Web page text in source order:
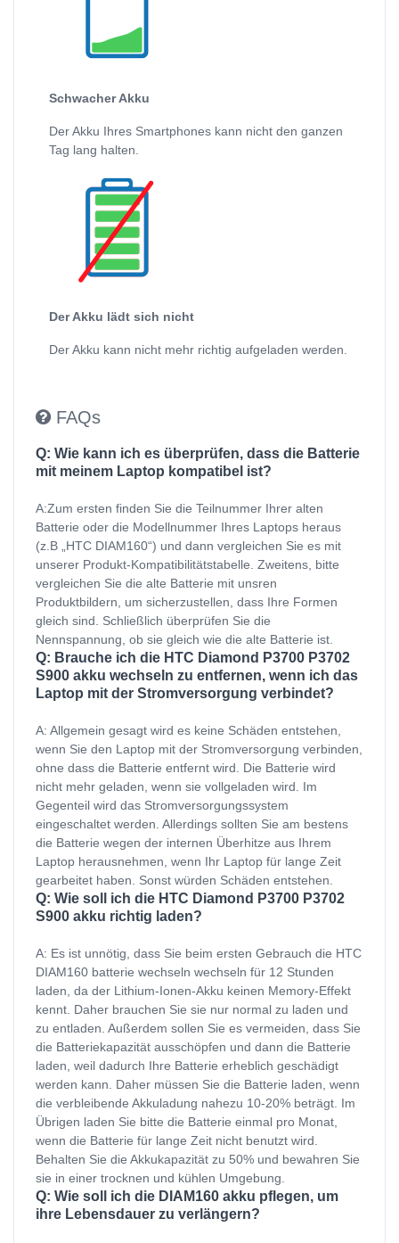
Schwacher Akku
Der Akku Ihres Smartphones kann nicht den ganzen
Tag lang halten.
Der Akku lädt sich nicht
Der Akku kann nicht mehr richtig aufgeladen werden.
FAQs
Q: Wie kann ich es überprüfen, dass die Batterie
mit meinem Laptop kompatibel ist?
A:Zum ersten finden Sie die Teilnummer Ihrer alten
Batterie oder die Modellnummer Ihres Laptops heraus
(z.B „HTC DIAM160“) und dann vergleichen Sie es mit
unserer Produkt-Kompatibilitätstabelle. Zweitens, bitte
vergleichen Sie die alte Batterie mit unsren
Produktbildern, um sicherzustellen, dass Ihre Formen
gleich sind. Schließlich überprüfen Sie die
Nennspannung, ob sie gleich wie die alte Batterie ist.
Q: Brauche ich die HTC Diamond P3700 P3702
S900 akku wechseln zu entfernen, wenn ich das
Laptop mit der Stromversorgung verbindet?
A: Allgemein gesagt wird es keine Schäden entstehen,
wenn Sie den Laptop mit der Stromversorgung verbinden,
ohne dass die Batterie entfernt wird. Die Batterie wird
nicht mehr geladen, wenn sie vollgeladen wird. Im
Gegenteil wird das Stromversorgungssystem
eingeschaltet werden. Allerdings sollten Sie am bestens
die Batterie wegen der internen Überhitze aus Ihrem
Laptop herausnehmen, wenn Ihr Laptop für lange Zeit
gearbeitet haben. Sonst würden Schäden entstehen.
Q: Wie soll ich die HTC Diamond P3700 P3702
S900 akku richtig laden?
A: Es ist unnötig, dass Sie beim ersten Gebrauch die HTC
DIAM160 batterie wechseln wechseln für 12 Stunden
laden, da der Lithium-Ionen-Akku keinen Memory-Effekt
kennt. Daher brauchen Sie sie nur normal zu laden und
zu entladen. Außerdem sollen Sie es vermeiden, dass Sie
die Batteriekapazität ausschöpfen und dann die Batterie
laden, weil dadurch Ihre Batterie erheblich geschädigt
werden kann. Daher müssen Sie die Batterie laden, wenn
die verbleibende Akkuladung nahezu 10-20% beträgt. Im
Übrigen laden Sie bitte die Batterie einmal pro Monat,
wenn die Batterie für lange Zeit nicht benutzt wird.
Behalten Sie die Akkukapazität zu 50% und bewahren Sie
sie in einer trocknen und kühlen Umgebung.
Q: Wie soll ich die DIAM160 akku pflegen, um
ihre Lebensdauer zu verlängern?